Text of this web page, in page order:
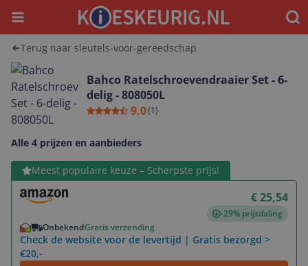
Menu
Terug naar sleutels-voor-gereedschap
Bahco Ratelschroevendraaier Set - 6-
delig - 808050L
9.0(1)
Alle 4 prijzen en aanbieders
Meest populaire keuze – Scherpste prijs!
€ 25,54
-29% prijsdaling
OnbekendGratis verzending
Check de website voor de levertijd | Gratis bezorgd >
€20,-
Bekijk product